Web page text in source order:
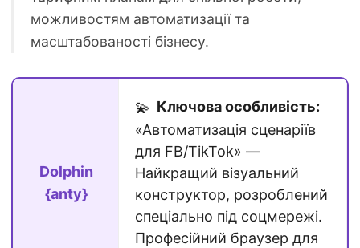
можливостям автоматизації та
масштабованості бізнесу.
Dolphin
{anty}
💫 Ключова особливість:
«Автоматизація сценаріїв
для FB/TikTok» —
Найкращий візуальний
конструктор, розроблений
спеціально під соцмережі.
Професійний браузер для